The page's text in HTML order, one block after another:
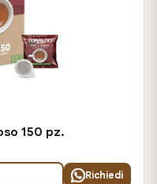
150 pz.
Richiedi